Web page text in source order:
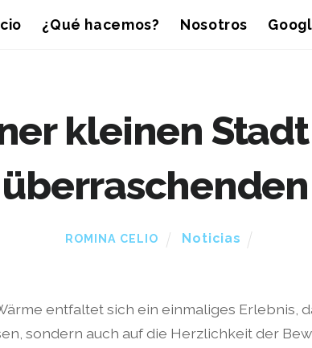
¿Qué hacemos? Nosotros
kleinen
ROMINA CELIO Noticias
entfaltet sich ein einmaliges Erlebnis,
sondern auch auf die Herzlichkeit der